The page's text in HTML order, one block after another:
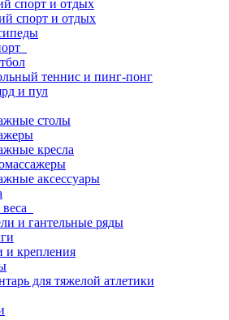
спорт и отдых
спорт и отдых
теннис и пинг-понг
и пул
столы
кресла
аксессуары
и гантельные ряды
и крепления
для тяжелой атлетики